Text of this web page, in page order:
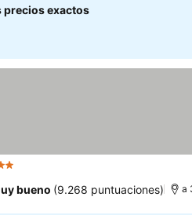
precios exactos
bueno (9.268 puntuaciones) a